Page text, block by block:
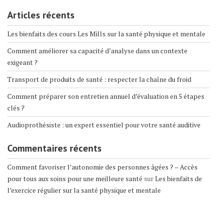
Articles récents
Les bienfaits des cours Les Mills sur la santé physique et mentale
Comment améliorer sa capacité d’analyse dans un contexte
exigeant ?
Transport de produits de santé : respecter la chaîne du froid
Comment préparer son entretien annuel d’évaluation en 5 étapes
clés ?
Audioprothésiste : un expert essentiel pour votre santé auditive
Commentaires récents
Comment favoriser l’autonomie des personnes âgées ? – Accès
pour tous aux soins pour une meilleure santé surLes bienfaits de
l’exercice régulier sur la santé physique et mentale